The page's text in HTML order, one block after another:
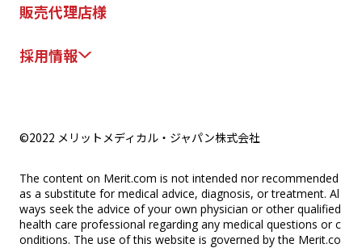
販売代理店様
採用情報
©2022 メリットメディカル・ジャパン株式会社
The content on Merit.com is not intended nor recommended
as a substitute for medical advice, diagnosis, or treatment. Al
ways seek the advice of your own physician or other qualified
health care professional regarding any medical questions or c
onditions. The use of this website is governed by the Merit.co